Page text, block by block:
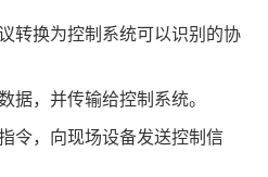
转换为控制系统可以识别的协
据，并传输给控制系统。
令，向现场设备发送控制信